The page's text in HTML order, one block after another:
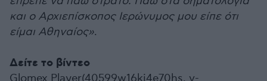
και ο Αρχιεπίσκοπος Ιερώνυμος μου είπε ότι
είμαι Αθηναίος».
Δείτε το βίντεο
Glomex Player(40599w16ki4e70hs, v-